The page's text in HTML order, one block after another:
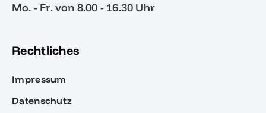
Mo. - Fr. von 8.00 - 16.30 Uhr
Rechtliches
Impressum
Datenschutz